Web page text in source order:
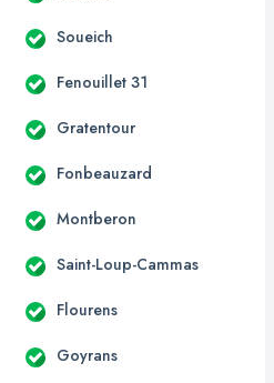
Soueich
Fenouillet 31
Gratentour
Fonbeauzard
Montberon
Saint-Loup-Cammas
Flourens
Goyrans